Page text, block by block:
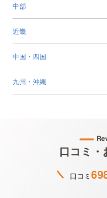
中部
近畿
中国・四国
九州・沖縄
口コミ・
口コミ